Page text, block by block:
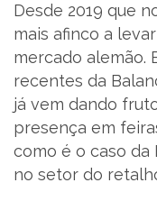
Desde 2019 que
mais afinco a
mercado alemão.
recentes da
já vem dando
presença em
como é o caso da
no setor do